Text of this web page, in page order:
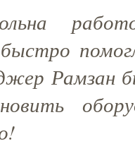
Рамзан